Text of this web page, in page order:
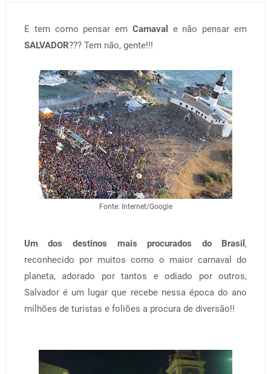
E tem como pensar em Carnaval e não pensar em
SALVADOR??? Tem não, gente!!!
Fonte: Internet/Google
Um dos destinos mais procurados do Brasil ,
reconhecido por muitos como o maior carnaval do
planeta, adorado por tantos e odiado por outros,
Salvador é um lugar que recebe nessa época do ano
milhões de turistas e foliões a procura de diversão!!